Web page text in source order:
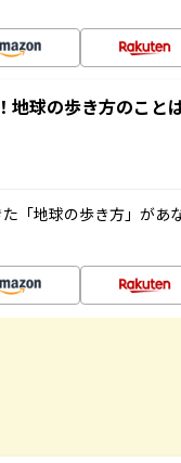
地球の歩き方のこと
「地球の歩き方」があ